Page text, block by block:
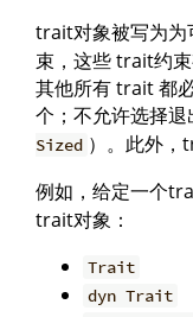
trait对象被写为为
束，这些 trait约
其他所有 trait 都
个；不允许选择
Sized ）。此外，
例如，给定一个
trait对象：
Trait
dyn Trait